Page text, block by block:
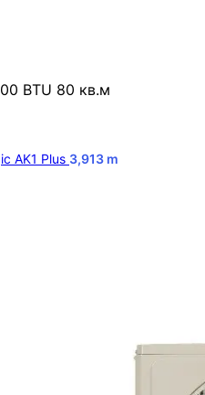
BTU 80 кв.м
AK1 Plus 3,913 m